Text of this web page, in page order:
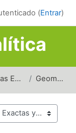
(Entrar)
Ciencias Exactas y Naturales Geometría Analítica